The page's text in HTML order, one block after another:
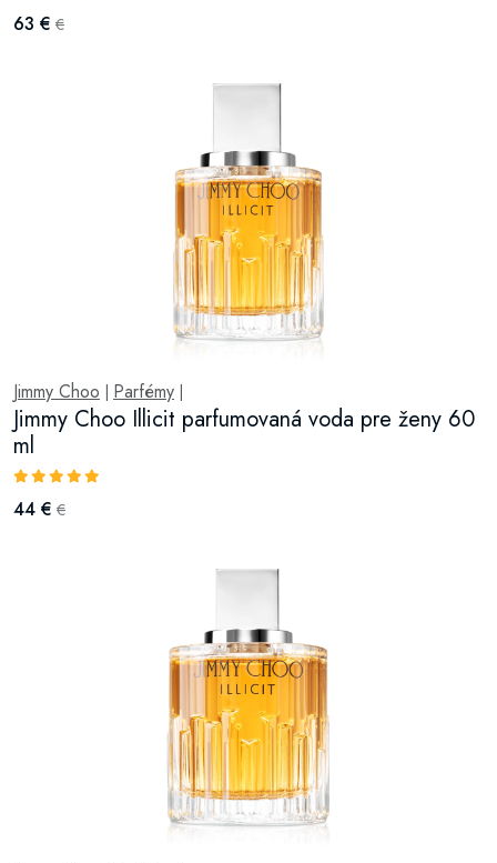
63 € €
Jimmy Choo Parfémy
Jimmy Choo Illicit parfumovaná voda pre ženy 60
ml
44 € €